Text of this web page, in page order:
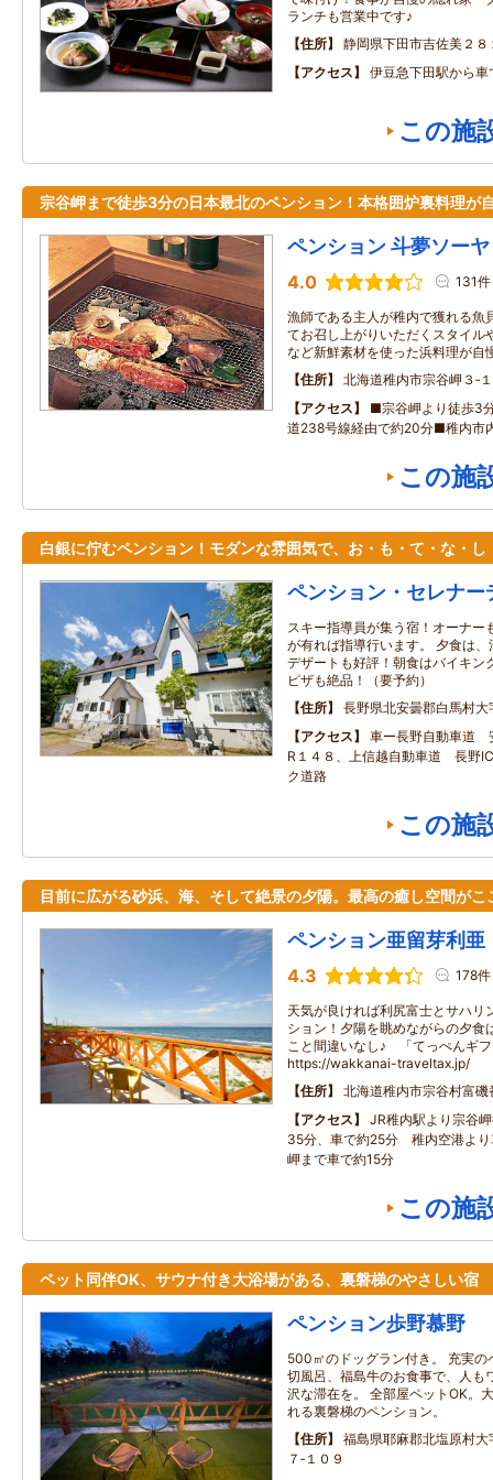
ランチも営業中です♪
住所
静岡県下田市吉佐美２８
アクセス
伊豆急下田駅から車
この施
宗谷岬まで徒歩3分の日本最北のペンション！本格囲炉裏料理が
ペンション 斗夢ソーヤ
4.0 131件
漁師である主人が稚内で獲れる魚
てお召し上がりいただくスタイル
など新鮮素材を使った浜料理が自
住所
北海道稚内市宗谷岬３‐
アクセス
■宗谷岬より徒歩3
道238号線経由で約20分■稚内市
この施
白銀に佇むペンション！モダンな雰囲気で、お・も・て・な・し
ペンション・セレナー
スキー指導員が集う宿！オーナー
が有れば指導行います。 夕食は
デザートも好評！朝食はバイキン
ピザも絶品！（要予約）
住所
長野県北安曇郡白馬村大
アクセス
車ー長野自動車道
R１４８、上信越自動車道 長野
ク道路
この施
目前に広がる砂浜、海、そして絶景の夕陽。最高の癒し空間がこ
ペンション亜留芽利亜
4.3 178件
天気が良ければ利尻富士とサハリ
ション！夕陽を眺めながらの夕食
こと間違いなし♪ 「てっぺんギ
https://wakkanai-traveltax.jp/
住所
北海道稚内市宗谷村富磯
アクセス
JR稚内駅より宗谷
35分、車で約25分 稚内空港よ
岬まで車で約15分
この施
ペット同伴OK、サウナ付き大浴場がある、裏磐梯のやさしい宿
ペンション歩野慕野
500㎡のドッグラン付き。 充実の
切風呂、福島牛のお食事で、人も
沢な滞在を。 全部屋ペットOK。
れる裏磐梯のペンション。
住所
福島県耶麻郡北塩原村
７‐１０９